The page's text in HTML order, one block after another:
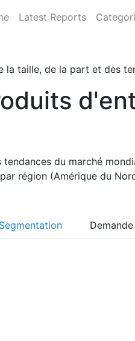
Latest Reports
la taille, de la part et des
du marché
région (Amérique du
Segmentation